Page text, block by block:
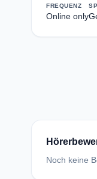
FREQUENZ
Online only
Noch keine